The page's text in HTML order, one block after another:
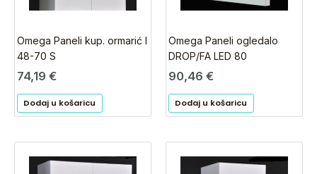
Omega Paneli kup. ormarić I
48-70 S
74,19 €
Dodaj u košaricu
Omega Paneli ogledalo
DROP/FA LED 80
90,46 €
Dodaj u košaricu